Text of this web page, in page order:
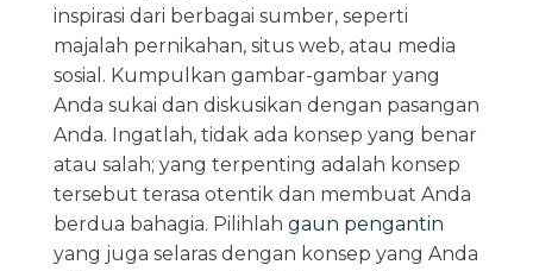
inspirasi dari berbagai sumber, seperti
majalah pernikahan, situs web, atau media
sosial. Kumpulkan gambar-gambar yang
Anda sukai dan diskusikan dengan pasangan
Anda. Ingatlah, tidak ada konsep yang benar
atau salah; yang terpenting adalah konsep
tersebut terasa otentik dan membuat Anda
berdua bahagia. Pilihlah gaun pengantin
yang juga selaras dengan konsep yang Anda